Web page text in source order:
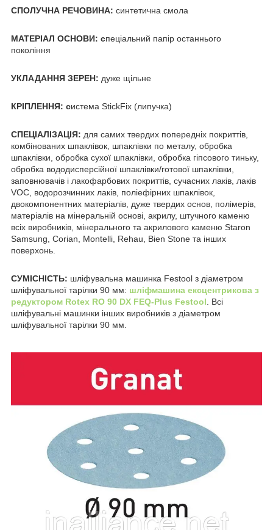
СПОЛУЧНА РЕЧОВИНА: синтетична смола
МАТЕРІАЛ ОСНОВИ: спеціальний папір останнього
покоління
УКЛАДАННЯ ЗЕРЕН: дуже щільне
КРІПЛЕННЯ: система StickFix (липучка)
СПЕЦІАЛІЗАЦІЯ: для самих твердих попередніх покриттів,
комбінованих шпаклівок, шпаклівки по металу, обробка
шпаклівки, обробка сухої шпаклівки, обробка гіпсового тиньку,
обробка вододисперсійної шпаклівки/готової шпаклівки,
заповнювачів і лакофарбових покриттів, сучасних лаків, лаків
VOC, водорозчинних лаків, поліефірних шпаклівок,
двокомпонентних матеріалів, дуже твердих основ, полімерів,
матеріалів на мінеральній основі, акрилу, штучного каменю
всіх виробників, мінерального та акрилового каменю Staron
Samsung, Corian, Montelli, Rehau, Bien Stone та інших
поверхонь.
СУМІСНІСТЬ: шліфувальна машинка Festool з діаметром
шліфувальної тарілки 90 мм: шліфмашина ексцентрикова з
редуктором Rotex RO 90 DX FEQ-Plus Festool. Всі
шліфувальні машинки інших виробників з діаметром
шліфувальної тарілки 90 мм.